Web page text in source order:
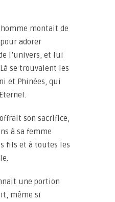
homme montait de
adorer
l’univers, et lui
se trouvaient les
et Phinées, qui
son sacrifice,
à sa femme
fils et à toutes les
une portion
même si